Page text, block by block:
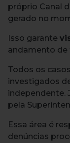
próprio Canal
gerado no
Isso garante
andamento de
Todos os
investigados
independente.
pela
Essa área é
denúncias